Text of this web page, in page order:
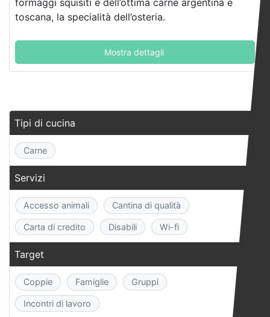
toscana, la specialità dell’osteria.
Mostra dettagli
Tipi di cucina
Carne
Servizi
Accesso animali Cantina di qualità
Carta di credito Disabili Wi-fi
Target
Coppie Famiglie Gruppi
Incontri di lavoro